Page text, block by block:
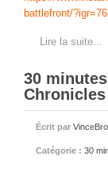
battlefront/
Lire la suite...
30
Écrit par
Catégorie : 30